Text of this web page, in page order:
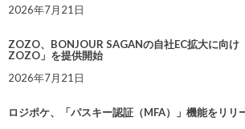
2026年7月21日
ZOZO、BONJOUR SAGANの自社EC拡大に向
ZOZO」を提供開始
2026年7月21日
ロジポケ、「パスキー認証（MFA）」機能をリリ